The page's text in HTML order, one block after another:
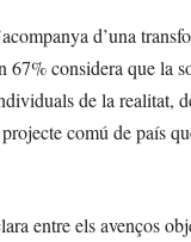
d’una
considera que la
de la
comú de país
entre els avenços